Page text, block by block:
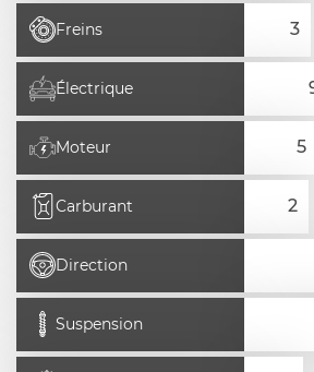
Freins
Électrique
Moteur
Carburant
Direction
Suspension